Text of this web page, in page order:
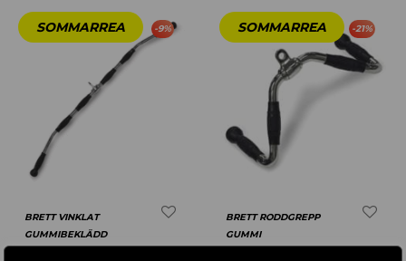
-9%
BRETT VINKLAT
GUMMIBEKLÄDD
-21%
BRETT RODDGREPP
GUMMI